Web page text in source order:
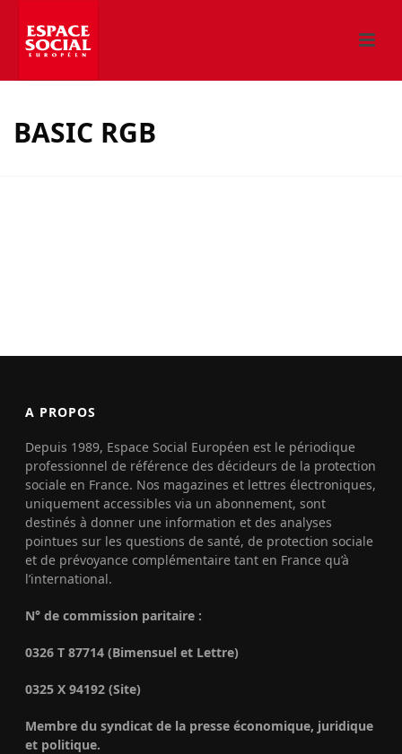
BASIC RGB
A PROPOS
Depuis 1989, Espace Social Européen est le périodique
professionnel de référence des décideurs de la protection
sociale en France. Nos magazines et lettres électroniques,
uniquement accessibles via un abonnement, sont
destinés à donner une information et des analyses
pointues sur les questions de santé, de protection sociale
et de prévoyance complémentaire tant en France qu’à
l’international.
N° de commission paritaire :
0326 T 87714 (Bimensuel et Lettre)
0325 X 94192 (Site)
Membre du syndicat de la presse économique, juridique
et politique.